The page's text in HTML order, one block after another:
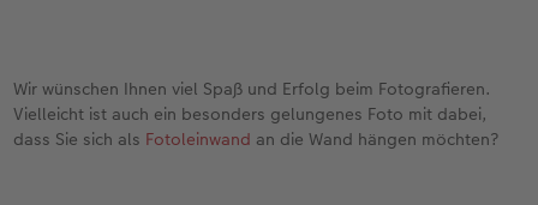
Wir wünschen Ihnen viel Spaß und Erfolg beim Fotografieren.
Vielleicht ist auch ein besonders gelungenes Foto mit dabei,
dass Sie sich als Fotoleinwand an die Wand hängen möchten?